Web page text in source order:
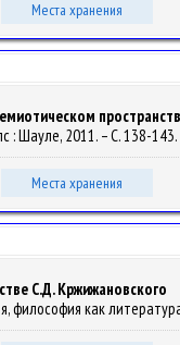
Места хранения
: Шауле, 2011. – С. 138-143.
Места хранения
С.Д. Кржижановского
философия как